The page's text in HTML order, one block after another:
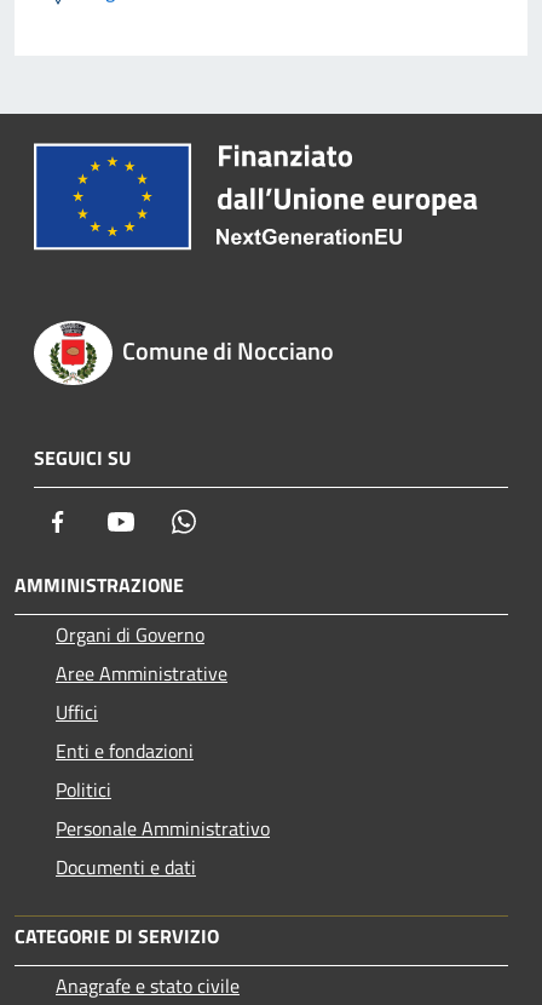
Comune di Nocciano
SEGUICI SU
Facebook Youtube
AMMINISTRAZIONE
Organi di Governo
Aree Amministrative
Uffici
Enti e fondazioni
Politici
Personale Amministrativo
Documenti e dati
CATEGORIE DI SERVIZIO
Anagrafe e stato civile